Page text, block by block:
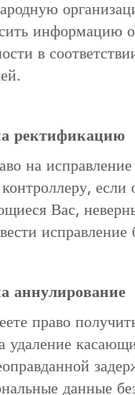
информацию
в
ректификацию
на
если
Вас,
исправление
аннулирование
право
удаление
данные